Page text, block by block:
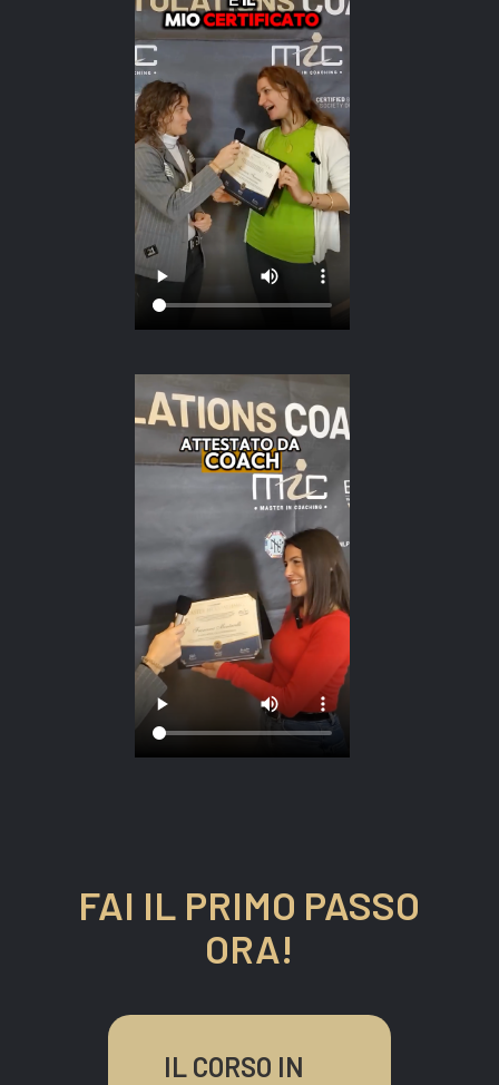
FAI IL PRIMO PASSO
ORA!
IL CORSO IN